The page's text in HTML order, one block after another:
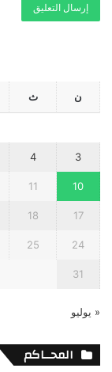
ن ث
3
4
10
11
17
18
24
25
31
« يوليو
المحــاكم